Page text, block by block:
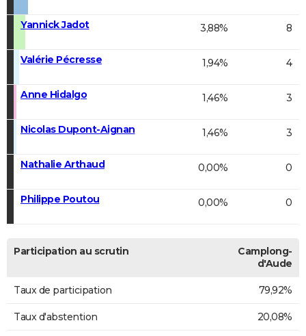
Yannick Jadot 3,88% 8
Valérie Pécresse 1,94% 4
Anne Hidalgo 1,46% 3
Nicolas Dupont-Aignan 1,46% 3
Nathalie Arthaud 0,00% 0
Philippe Poutou 0,00% 0
Participation au scrutin
Camplong-
d'Aude
Taux de participation 79,92%
Taux d'abstention 20,08%